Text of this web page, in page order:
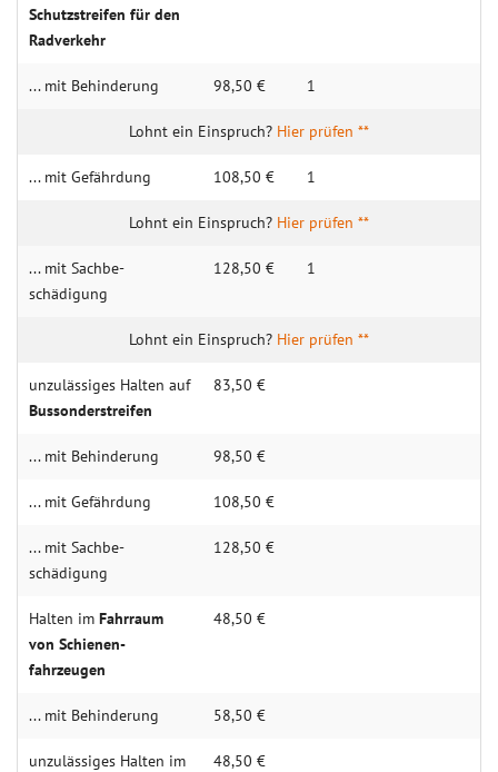
Schutz­streifen für den
Rad­verkehr
... mit Behin­derung 98,50 € 1
Hier prüfen **
... mit Gefähr­dung 108,50 € 1
Hier prüfen **
... mit Sachbe­
schädigung
128,50 € 1
Hier prüfen **
unzulässiges Halten auf
Bus­sonder­streifen
83,50 €
... mit Behin­derung 98,50 €
... mit Gefähr­dung 108,50 €
... mit Sachbe­
schädigung
128,50 €
Halten im Fahr­raum
von Schienen­
fahrzeugen
48,50 €
... mit Behin­derung 58,50 €
unzulässiges Halten im
48,50 €